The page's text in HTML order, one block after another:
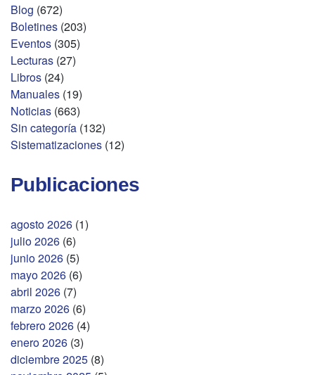
Blog (672)
Boletines (203)
Eventos (305)
Lecturas (27)
Libros (24)
Manuales (19)
Noticias (663)
Sin categoría (132)
Sistematizaciones (12)
Publicaciones
agosto 2026 (1)
julio 2026 (6)
junio 2026 (5)
mayo 2026 (6)
abril 2026 (7)
marzo 2026 (6)
febrero 2026 (4)
enero 2026 (3)
diciembre 2025 (8)